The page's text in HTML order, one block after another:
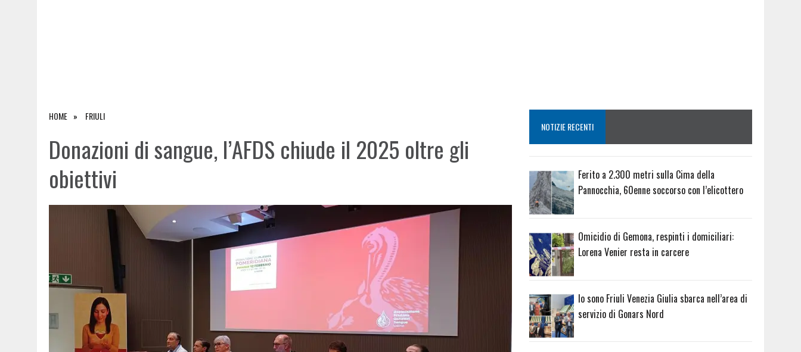
HOME FRIULI
Donazioni di sangue, l’AFDS chiude il 2025 oltre gli
obiettivi
NOTIZIE RECENTI
Ferito a 2.300 metri sulla Cima della
Pannocchia, 60enne soccorso con l’elicottero
Omicidio di Gemona, respinti i domiciliari:
Lorena Venier resta in carcere
Io sono Friuli Venezia Giulia sbarca nell’area di
servizio di Gonars Nord